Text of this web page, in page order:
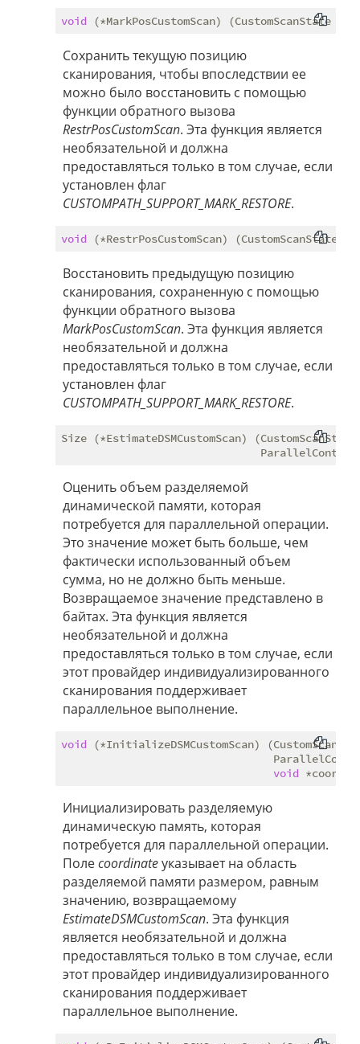
void
Сохранить текущую позицию
сканирования, чтобы впоследствии ее
можно было восстановить с помощью
функции обратного вызова
RestrPosCustomScan. Эта функция является
необязательной и должна
предоставляться только в том случае, если
установлен флаг
CUSTOMPATH_SUPPORT_MARK_RESTORE.
void
Восстановить предыдущую позицию
сканирования, сохраненную с помощью
функции обратного вызова
MarkPosCustomScan. Эта функция является
необязательной и должна
предоставляться только в том случае, если
установлен флаг
CUSTOMPATH_SUPPORT_MARK_RESTORE.
Size (*EstimateDSMCustomScan)
Оценить объем разделяемой
динамической памяти, которая
потребуется для параллельной операции.
Это значение может быть больше, чем
фактически использованный объем
сумма, но не должно быть меньше.
Возвращаемое значение представлено в
байтах. Эта функция является
необязательной и должна
предоставляться только в том случае, если
этот провайдер индивидуализированного
сканирования поддерживает
параллельное выполнение.
void (*InitializeDSMCustomScan)
void
Инициализировать разделяемую
динамическую память, которая
потребуется для параллельной операции.
Полеcoordinateуказывает на область
разделяемой памяти размером, равным
значению, возвращаемому
EstimateDSMCustomScan. Эта функция
является необязательной и должна
предоставляться только в том случае, если
этот провайдер индивидуализированного
сканирования поддерживает
параллельное выполнение.